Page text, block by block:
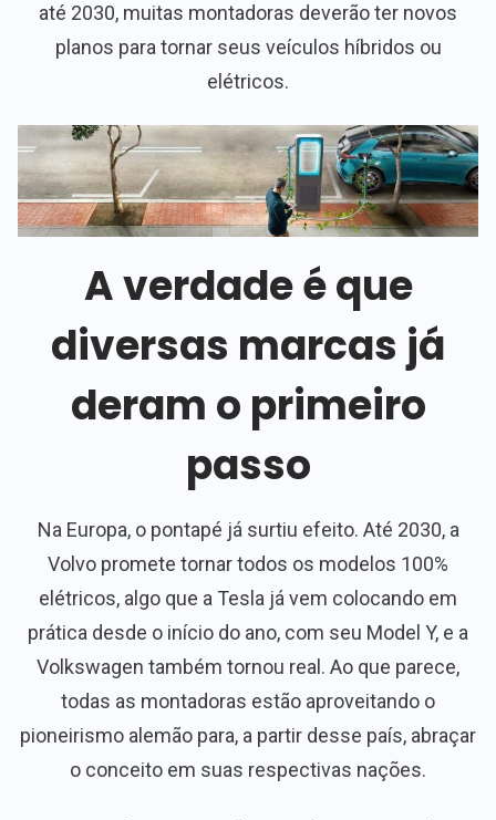
até 2030, muitas montadoras deverão ter novos
planos para tornar seus veículos híbridos ou
elétricos.
A verdade é que
diversas marcas já
deram o primeiro
passo
Na Europa, o pontapé já surtiu efeito. Até 2030, a
Volvo promete tornar todos os modelos 100%
elétricos, algo que a Tesla já vem colocando em
prática desde o início do ano, com seu Model Y, e a
Volkswagen também tornou real. Ao que parece,
todas as montadoras estão aproveitando o
pioneirismo alemão para, a partir desse país, abraçar
o conceito em suas respectivas nações.